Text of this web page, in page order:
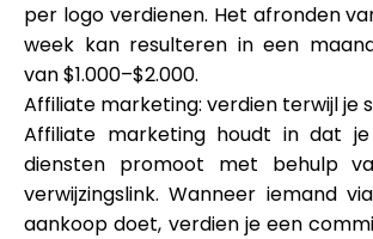
per logo verdienen. Het afronden
week kan resulteren in een
van $1.000–$2.000.
Affiliate marketing: verdien terwijl je
Affiliate marketing houdt in dat
diensten promoot met behulp
verwijzingslink. Wanneer iemand
aankoop doet, verdien je een